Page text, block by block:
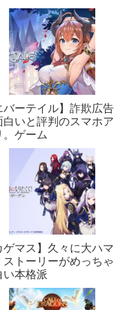
バーテイル】詐欺広告
白いと評判のスマホア
。ゲーム
ゲマス】久々に大ハマ
ストーリーがめっちゃ
い本格派